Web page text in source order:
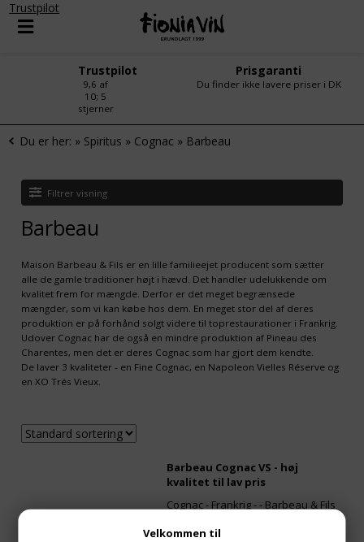
Velkommen til
Trustpilot
Trustpilot
9,6 af
10; 5
stjerner
Prisgaranti
Du finder ikke lavere priser i DK
Du er her: » Spiritus » Cognac » Barbeau
Filtrer visning
Barbeau
Maison Barbeau & Fils er en lille familieejet producent som sætter
alle de gamle traditioner højt i hævd. Det handler udelukkende om
kvalitet frem for mængde. Derfor er det meget begrænsede
mængder, som vi kan købe hos dem. En meget stor del af deres
produktion er på forhånd solgt videre til toprestaurationer i Frankrig.
Udover Cognac har de også en mindre produktion af Pineau des
Charentes, men det er deres Cognac som har gjort dem kendte.
De laver 3 kvaliteter - en Fine Cognac, en Napoleon Vielles Réserve og
en XO Trés Vieux.
Barbeau Cognac VS - høj
kvalitet til lav pris
Cognac - Frankrig - - Barbeau & Fils